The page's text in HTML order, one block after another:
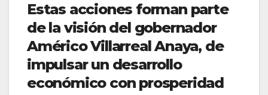
Estas acciones forman parte
de la visión del gobernador
Américo Villarreal Anaya, de
impulsar un desarrollo
económico con prosperidad